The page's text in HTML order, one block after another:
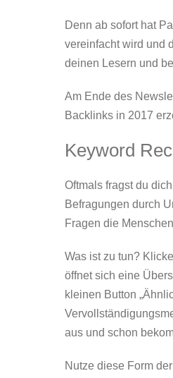
Denn ab sofort hat
vereinfacht wird und
deinen Lesern und
Am Ende des
Backlinks in 2017
Keyword
Oftmals fragst du
Befragungen durch
Fragen die
Was ist zu tun?
öffnet sich eine
kleinen Button
aus und schon
Nutze diese Form